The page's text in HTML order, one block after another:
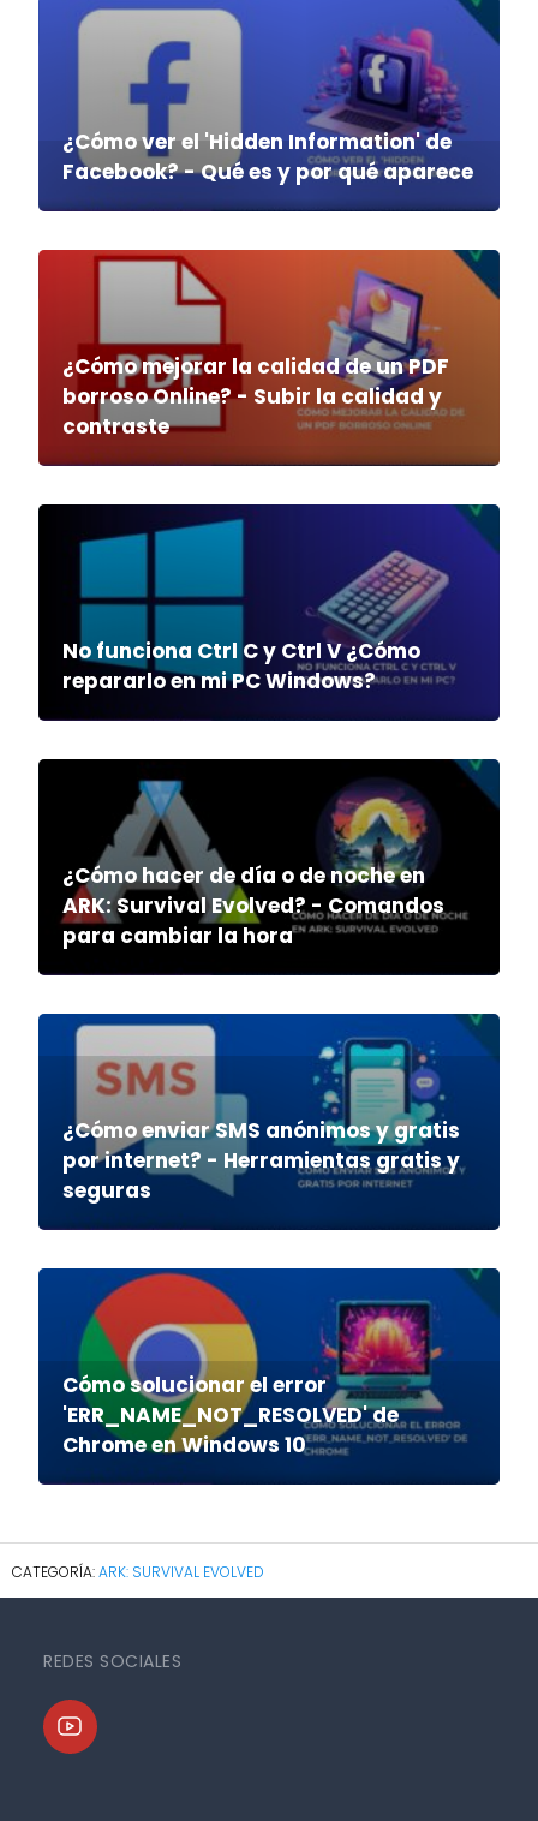
¿Cómo ver el 'Hidden Information' de
Facebook? - Qué es y por qué aparece
¿Cómo mejorar la calidad de un PDF
borroso Online? - Subir la calidad y
contraste
No funciona Ctrl C y Ctrl V ¿Cómo
repararlo en mi PC Windows?
¿Cómo hacer de día o de noche en
ARK: Survival Evolved? - Comandos
para cambiar la hora
¿Cómo enviar SMS anónimos y gratis
por internet? - Herramientas gratis y
seguras
Cómo solucionar el error
'ERR_NAME_NOT_RESOLVED' de
Chrome en Windows 10
ARK: SURVIVAL EVOLVED
REDES SOCIALES